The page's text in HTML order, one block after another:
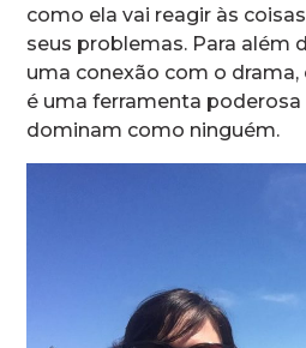
como ela vai reagir às
seus problemas. Para além
uma conexão com o drama,
é uma ferramenta
dominam como ninguém.